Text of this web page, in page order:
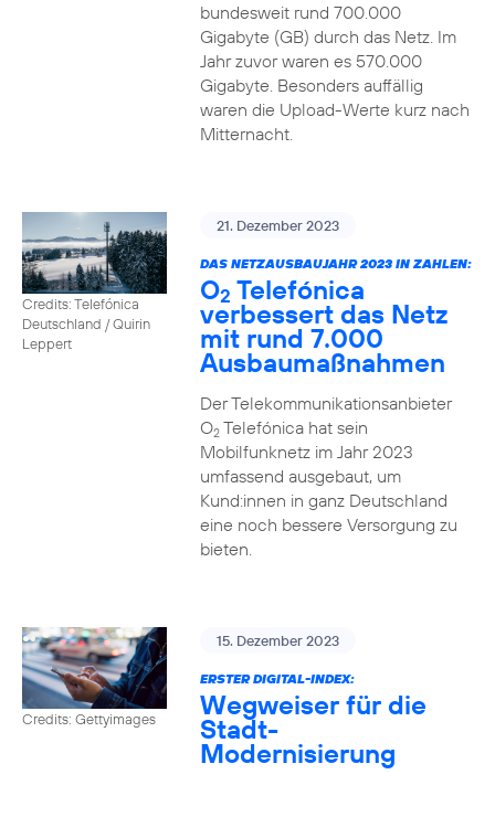
bundesweit rund 700.000
Gigabyte (GB) durch das Netz. Im
Jahr zuvor waren es 570.000
Gigabyte. Besonders auffällig
waren die Upload-Werte kurz nach
Mitternacht.
Credits: Telefónica
Deutschland / Quirin
Leppert
21. Dezember 2023
DAS NETZAUSBAUJAHR 2023 IN ZAHLEN:
O2 Telefónica
verbessert das Netz
mit rund 7.000
Ausbaumaßnahmen
Der Telekommunikationsanbieter
O2Telefónica hat sein
Mobilfunknetz im Jahr 2023
umfassend ausgebaut, um
Kund:innen in ganz Deutschland
eine noch bessere Versorgung zu
bieten.
Credits: Gettyimages
15. Dezember 2023
ERSTER DIGITAL-INDEX:
Wegweiser für die
Stadt-
Modernisierung